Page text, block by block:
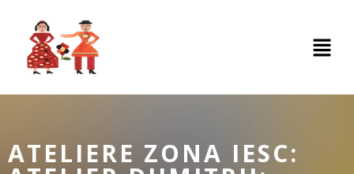
ATELIERE ZONA IESC: